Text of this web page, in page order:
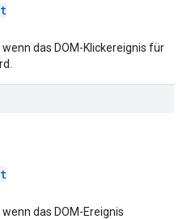
das DOM-Klickereignis für
das DOM-Ereignis